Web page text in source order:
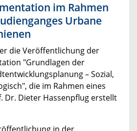
im Rahmen
Urbane
die Veröffentlichung der
"Grundlagen der
– Sozial,
die im Rahmen eines
Dr. Dieter Hassenpflug erstellt